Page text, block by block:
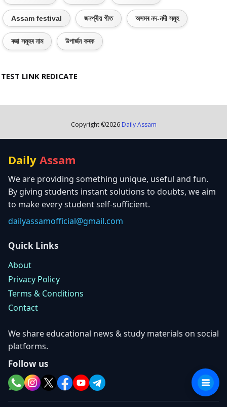
Assam festival জনপ্ৰীয় গীত অসমৰ নদ-নদী সমূহ
ৰজা সমূহৰ নাম উপাৰ্জন কৰক
TEST LINK REDICATE
Copyright ©2026 Daily Assam
Daily Assam
We are providing something unique, useful and fun.
By giving students instant solutions to doubts, we aim
to make every student self-sufficient.
dailyassamofficial@gmail.com
Quick Links
About
Privacy Policy
Terms & Conditions
Contact
We share educational news & study materials on social
platforms.
Follow us